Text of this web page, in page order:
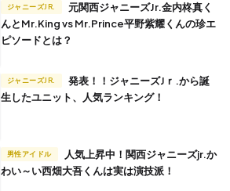
ジャニーズJR.
んとMr.King vs Mr.Prince平野紫耀くんの珍エ
ピソードとは？
ジャニーズJR.
生したユニット、人気ランキング！
男性アイドル
わい～い西畑大吾くんは実は演技派！